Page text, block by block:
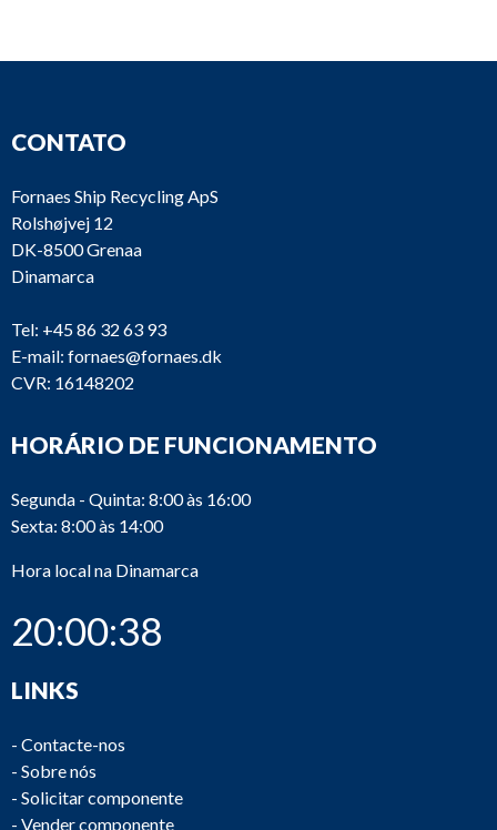
CONTATO
Fornaes Ship Recycling ApS
Rolshøjvej 12
DK-8500 Grenaa
Dinamarca
Tel: +45 86 32 63 93
E-mail: fornaes@fornaes.dk
CVR: 16148202
HORÁRIO DE FUNCIONAMENTO
Segunda - Quinta: 8:00 às 16:00
Sexta: 8:00 às 14:00
Hora local na Dinamarca
20:00:38
LINKS
- Contacte-nos
- Sobre nós
- Solicitar componente
- Vender componente